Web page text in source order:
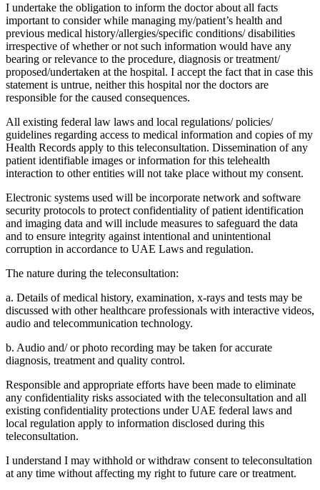
I undertake the obligation to inform the doctor about all facts
important to consider while managing my/patient’s health and
previous medical history/allergies/specific conditions/ disabilities
irrespective of whether or not such information would have any
bearing or relevance to the procedure, diagnosis or treatment/
proposed/undertaken at the hospital. I accept the fact that in case this
statement is untrue, neither this hospital nor the doctors are
responsible for the caused consequences.
All existing federal law laws and local regulations/ policies/
guidelines regarding access to medical information and copies of my
Health Records apply to this teleconsultation. Dissemination of any
patient identifiable images or information for this telehealth
interaction to other entities will not take place without my consent.
Electronic systems used will be incorporate network and software
security protocols to protect confidentiality of patient identification
and imaging data and will include measures to safeguard the data
and to ensure integrity against intentional and unintentional
corruption in accordance to UAE Laws and regulation.
The nature during the teleconsultation:
a. Details of medical history, examination, x-rays and tests may be
discussed with other healthcare professionals with interactive videos,
audio and telecommunication technology.
b. Audio and/ or photo recording may be taken for accurate
diagnosis, treatment and quality control.
Responsible and appropriate efforts have been made to eliminate
any confidentiality risks associated with the teleconsultation and all
existing confidentiality protections under UAE federal laws and
local regulation apply to information disclosed during this
teleconsultation.
I understand I may withhold or withdraw consent to teleconsultation
at any time without affecting my right to future care or treatment.